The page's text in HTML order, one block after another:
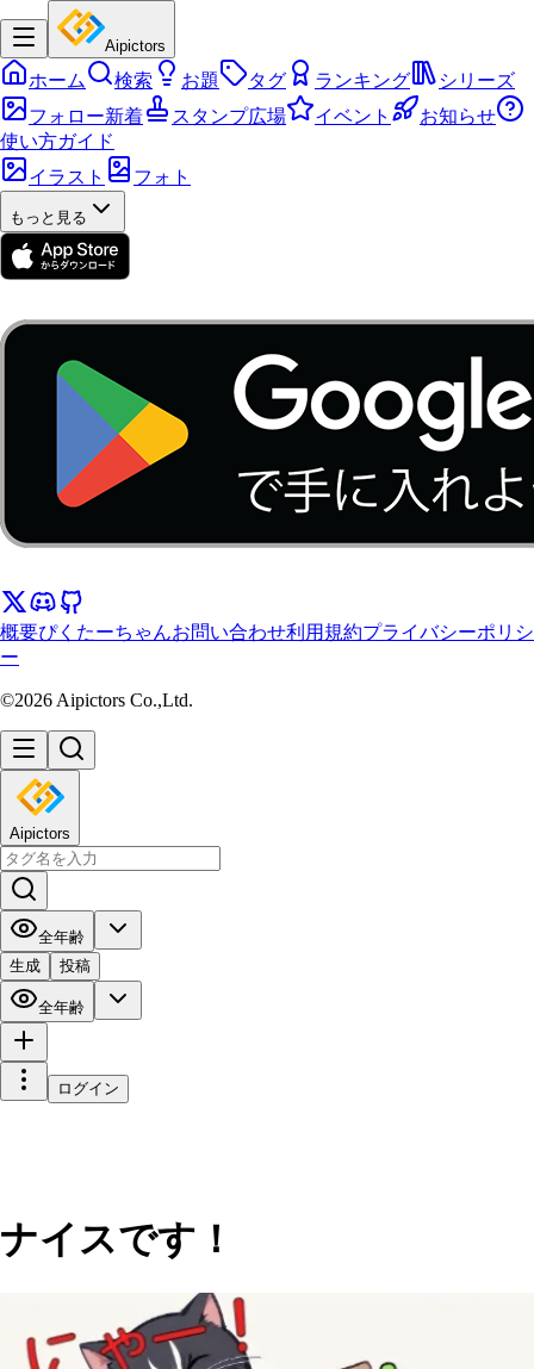
Aipictors
ホーム 検索 お題 タグ ランキング
シリーズ
フォロー新着
スタンプ広場 イベント
お知らせ
使い方ガイド
イラスト
フォト
もっと見る
概要ぴくたーちゃんお問い合わせ利用規約プライバシーポリシ
ー
©2026 Aipictors Co.,Ltd.
Aipictors
全年齢
生成
投稿
全年齢
ログイン
ナイスです！